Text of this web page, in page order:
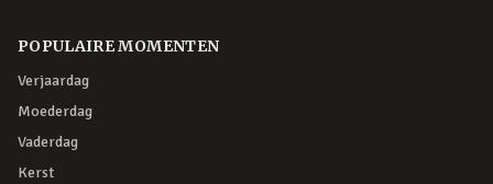
POPULAIRE MOMENTEN
Verjaardag
Moederdag
Vaderdag
Kerst